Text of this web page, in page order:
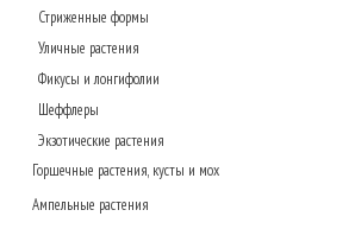
Стриженные формы
Уличные растения
Фикусы и лонгифолии
Шеффлеры
Экзотические растения
Горшечные растения, кусты и мох
Газонные коврики, мох
Ампельные растения